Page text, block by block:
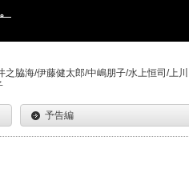
脇海/伊藤健太郎/中嶋朋子/水上恒司/上川
予告編